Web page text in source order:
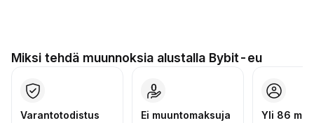
Miksi tehdä muunnoksia alustalla Bybit-eu
Varantotodistus Ei muuntomaksuja
Yli 86 milj.